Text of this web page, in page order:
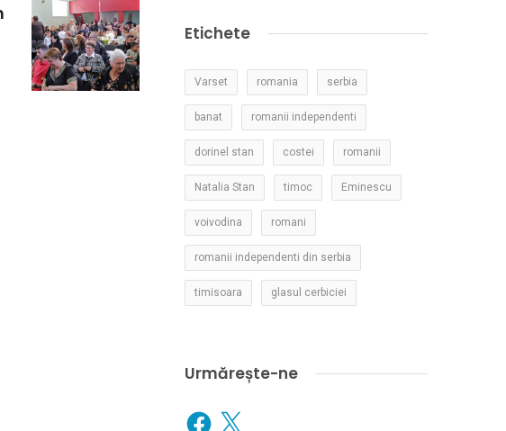
Etichete
Varset romania serbia
banat romanii independenti
dorinel stan costei romanii
Natalia Stan timoc Eminescu
voivodina romani
romanii independenti din serbia
timisoara glasul cerbiciei
Urmărește-ne
Facebook
X